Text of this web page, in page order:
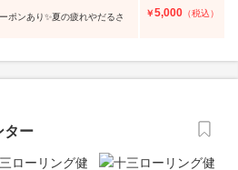
ポンあり✨夏の疲れやだるさ
￥5,000 （税込）
ター